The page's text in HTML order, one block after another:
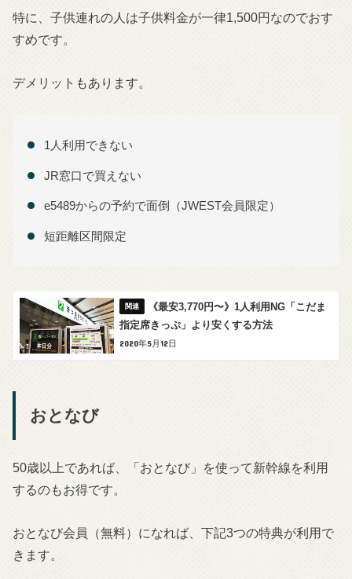
特に、子供連れの人は子供料金が一律1,500円なのでおす
すめです。
デメリットもあります。
1人利用できない
JR窓口で買えない
e5489からの予約で面倒（JWEST会員限定）
短距離区間限定
《最安3,770円〜》1人利用NG「こだま
指定席きっぷ」より安くする方法
2020年5月12日
おとなび
50歳以上であれば、「おとなび」を使って新幹線を利用
するのもお得です。
おとなび会員（無料）になれば、下記3つの特典が利用で
きます。